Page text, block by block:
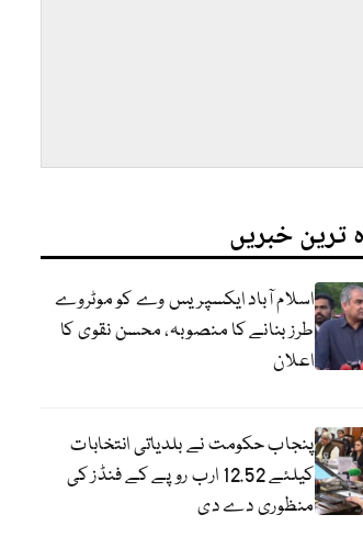
ترین خبریں
اسلام آباد ایکسپریس وے کو موٹروے
طرز بنانے کا منصوبہ، محسن نقوی کا
اعلان
پنجاب حکومت نے بلدیاتی انتخابات
کیلئے 12.52 ارب روپے کے فنڈز کی
منظوری دے دی